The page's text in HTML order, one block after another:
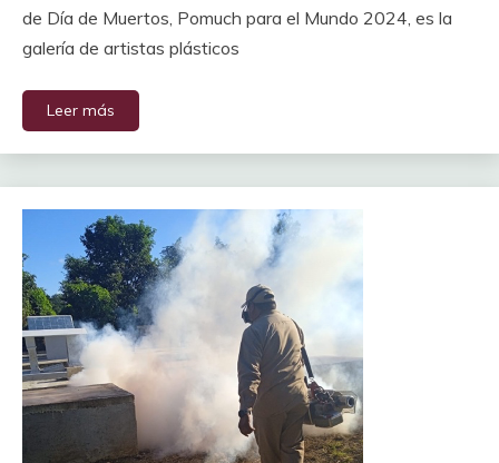
de Día de Muertos, Pomuch para el Mundo 2024, es la
galería de artistas plásticos
Leer más